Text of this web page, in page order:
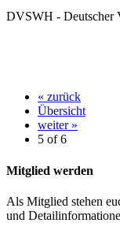
DVSWH - Deutscher
« zurück
Übersicht
weiter »
5 of6
Mitglied werden
Als Mitglied stehen
und